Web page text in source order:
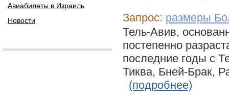
Авиабилеты в Израиль
Новости
Запрос: размеры
Тель-Авив,
постепенно
последние годы с
Тиква, Бней-Брак,
(подробнее)